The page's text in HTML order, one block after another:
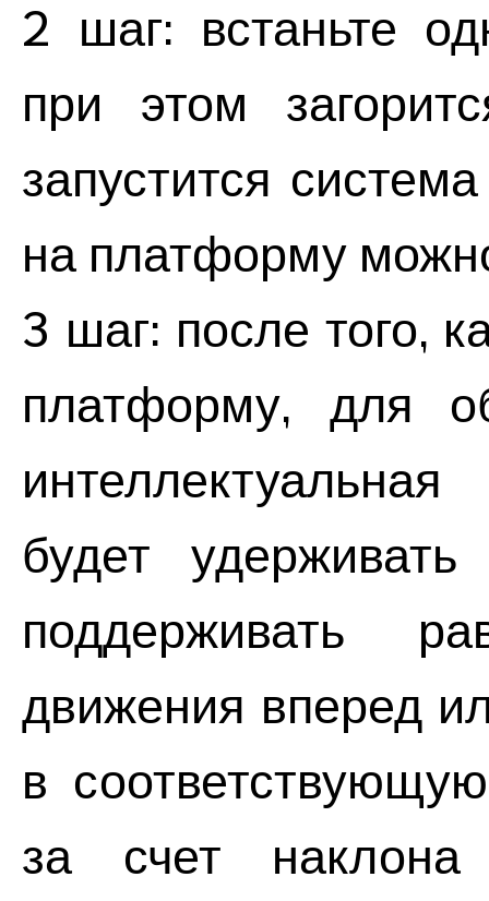
2 шаг: встаньте
при этом
запустится
на платформу
3 шаг: после того,
платформу, для
будет
поддерживать
движения вперед
в
за счет